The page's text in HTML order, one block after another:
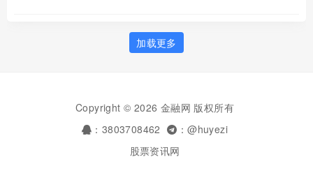
加载更多
Copyright © 2026 金融网 版权所有
：3803708462
：@huyezi
股票资讯网